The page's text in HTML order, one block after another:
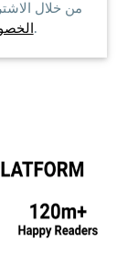
من خلال
وشروط الخدمة.